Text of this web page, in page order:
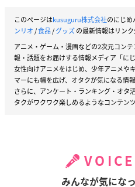
このページはkusuguru株式会社のにじめ
ンリオ/食品/グッズの最新情報はリンク
アニメ・ゲーム・漫画などの2次元コン
報・話題をお届けする情報メディア「にじ
女性向けアニメをはじめ、少年アニメや
マーにも幅を広げ、オタクが気になる情
さらに、アンケート・ランキング・オタ
タクがワクワク楽しめるようなコンテン
みんなが気にな